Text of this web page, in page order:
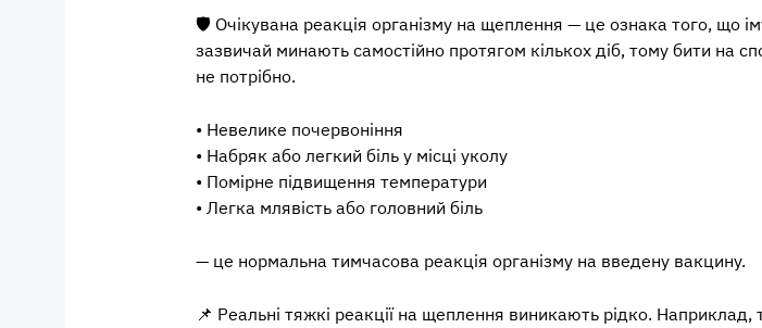
🛡️ Очікувана реакція організму на щеплення — це ознака того, що
зазвичай минають самостійно протягом кількох діб, тому бити на
не потрібно.
• Невелике почервоніння
• Набряк або легкий біль у місці уколу
• Помірне підвищення температури
• Легка млявість або головний біль
— це нормальна тимчасова реакція організму на введену вакцину.
📌 Реальні тяжкі реакції на щеплення виникають рідко.